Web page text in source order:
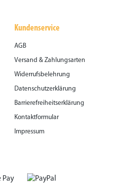
Kundenservice
AGB
Versand & Zahlungsarten
Widerrufsbelehrung
Datenschutzerklärung
Barrierefreiheitserklärung
Kontaktformular
Impressum